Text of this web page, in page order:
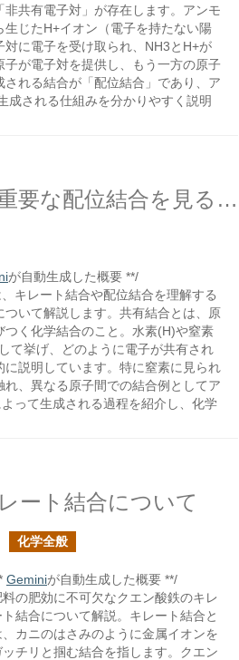
共有電子対」が存在します。アンモ
生じたH+イオン（電子を持たない陽
に電子を受け取られ、NH3とH+が
が電子対を提供し、もう一方の原子
れる結合が「配位結合」であり、ア
成される仕組みを分かりやすく説明
キレート結合で重要な配位結合を見る前に共有結合を整理する
が自動生成した概要 **/
キレート結合や配位結合を理解する
ついて解説します。共有結合とは、原
く化学結合のこと。水素(H)や窒素
て挙げ、どのように電子が共有され
説明しています。特に窒素に見られ
、異なる原子間での結合例としてア
って生成される過程を紹介し、化学
ート結合について
化学全般
Geminiが自動生成した概要 **/
料の肥効に不可欠なクエン酸鉄のキレ
ト結合について解説。キレート結合と
、カニのはさみのように金属イオンを
ッチリと掴む結合を指します。クエン